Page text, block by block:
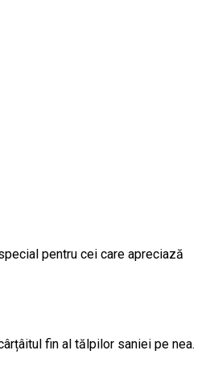
pentru cei care apreciază
fin al tălpilor saniei pe nea.